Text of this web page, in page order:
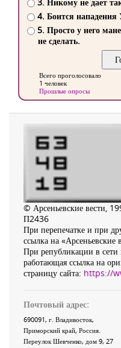
3. Никому не дает
4. Боится
5. Просто у него
не сделать.
Всего проголосовало
1 человек
Прошлые опросы
© Арсеньевские вести,
П2436
При перепечатке и при
ссылка на «Арсеньевские
При републикации в сети
работающая ссылка на
страницу сайта: https://
Почтовый адрес:
690091, г. Владивосток,
Приморский край, Россия
Переулок Шевченко, дом 9, 27